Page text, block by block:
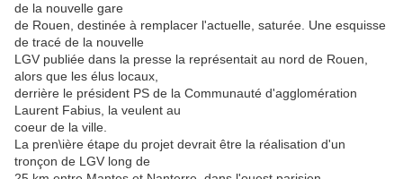
de la nouvelle gare
de Rouen, destinée à remplacer l'actuelle, saturée. Une esquisse
de tracé de la nouvelle
LGV publiée dans la presse la représentait au nord de Rouen,
alors que les élus locaux,
derrière le président PS de la Communauté d'agglomération
Laurent Fabius, la veulent au
coeur de la ville.
La pren\ière étape du projet devrait être la réalisation d'un
tronçon de LGV long de